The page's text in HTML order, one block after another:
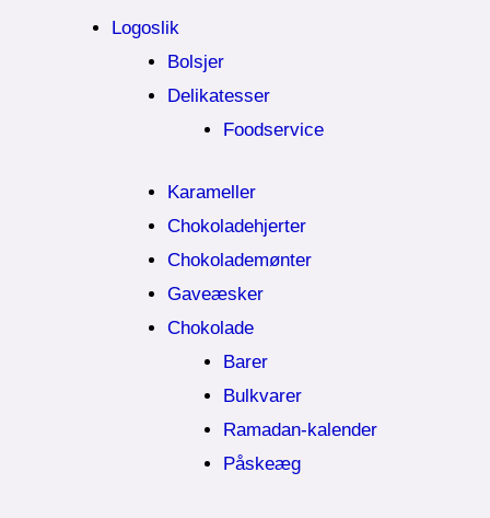
Logoslik
Bolsjer
Delikatesser
Foodservice
Karameller
Chokoladehjerter
Chokolademønter
Gaveæsker
Chokolade
Barer
Bulkvarer
Ramadan-kalender
Påskeæg